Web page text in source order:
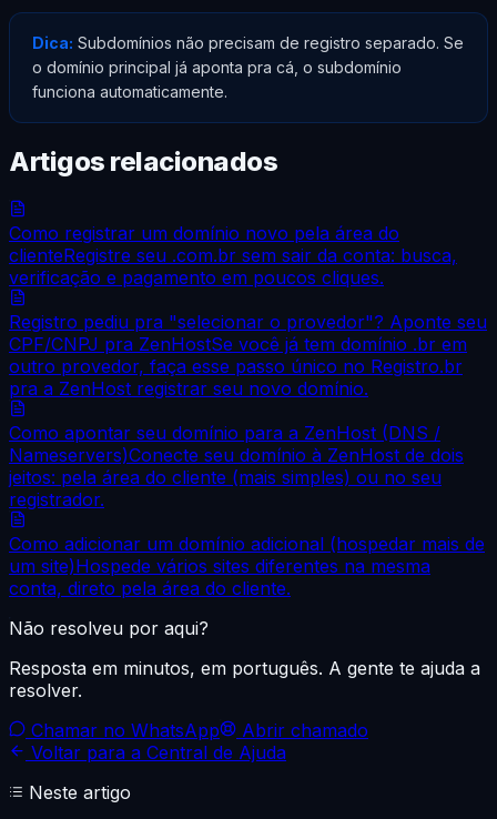
Dica: Subdomínios não precisam de registro separado. Se
o domínio principal já aponta pra cá, o subdomínio
funciona automaticamente.
Artigos relacionados
Como registrar um domínio novo pela área do
clienteRegistre seu .com.br sem sair da conta: busca,
verificação e pagamento em poucos cliques.
Registro pediu pra "selecionar o provedor"? Aponte seu
CPF/CNPJ pra ZenHostSe você já tem domínio .br em
outro provedor, faça esse passo único no Registro.br
pra a ZenHost registrar seu novo domínio.
Como apontar seu domínio para a ZenHost (DNS /
Nameservers)Conecte seu domínio à ZenHost de dois
jeitos: pela área do cliente (mais simples) ou no seu
registrador.
Como adicionar um domínio adicional (hospedar mais de
um site)Hospede vários sites diferentes na mesma
conta, direto pela área do cliente.
Não resolveu por aqui?
Resposta em minutos, em português. A gente te ajuda a
resolver.
Chamar no WhatsApp
Abrir chamado
Voltar para a Central de Ajuda
Neste artigo